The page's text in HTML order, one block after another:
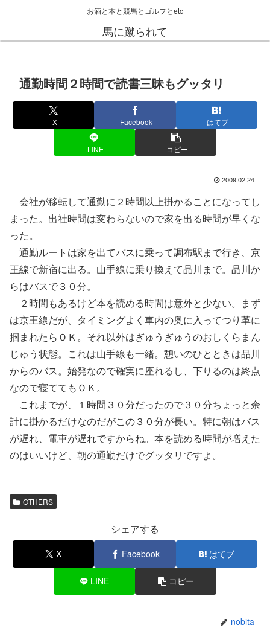
お酒と本と競馬とゴルフとetc
馬に蹴られて
通勤時間２時間で読書三昧もグッタリ
X Facebook はてブ
LINE コピー
2009.02.24
会社が移転して通勤に２時間以上掛かることになってし
まった。出社時間は変わらないので家を出る時間が早くな
った。
通勤ルートは家を出てバスに乗って調布駅まで行き、京
王線で新宿に出る。山手線に乗り換えて品川まで。品川か
らはバスで３０分。
２時間もあるけど本を読める時間は意外と少ない。まず
は京王線だが、タイミングよく車内の奥に入ってつり革に
掴まれたらＯＫ。それ以外はぎゅうぎゅうのおしくらまん
じゅう状態。これは山手線も一緒。憩いのひとときは品川
からのバス。始発なので確実に座れるし、下りるのは終点
なので寝ててもＯＫ。
これまでが、１時間３０分だったので３０分ちょっと余
計に掛かるだけなのだがこの３０分が長い。特に朝はバス
が遅れ、電車が遅れですからね。本を読める時間が増えた
のはいいけど、朝の通勤だけでグッタリですよ。
OTHERS
シェアする
X Facebook はてブ
LINE コピー
nobita